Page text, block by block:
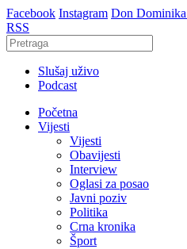
Facebook Instagram Don
RSS
Slušaj uživo
Podcast
Početna
Vijesti
Vijesti
Obavijesti
Interview
Oglasi za posao
Javni poziv
Politika
Crna kronika
Šport